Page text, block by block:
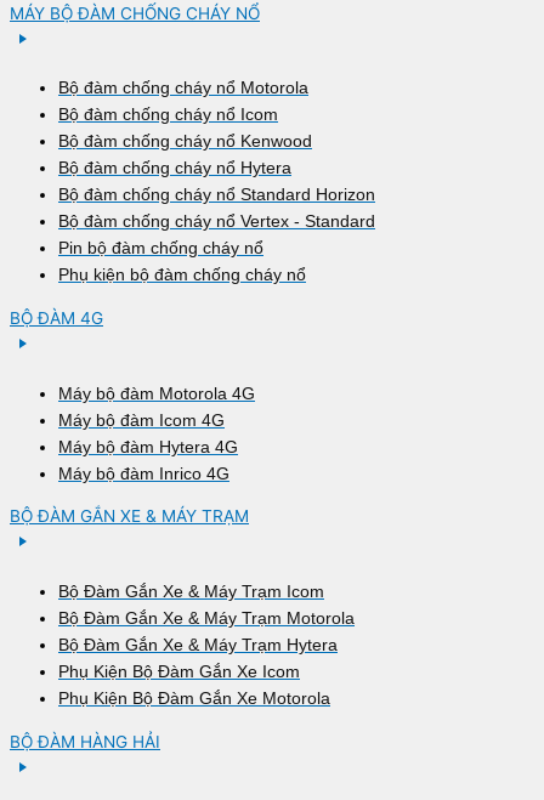
MÁY BỘ ĐÀM CHỐNG CHÁY NỔ
Bộ đàm chống cháy nổ Motorola
Bộ đàm chống cháy nổ Icom
Bộ đàm chống cháy nổ Kenwood
Bộ đàm chống cháy nổ Hytera
Bộ đàm chống cháy nổ Standard Horizon
Bộ đàm chống cháy nổ Vertex - Standard
Pin bộ đàm chống cháy nổ
Phụ kiện bộ đàm chống cháy nổ
BỘ ĐÀM 4G
Máy bộ đàm Motorola 4G
Máy bộ đàm Icom 4G
Máy bộ đàm Hytera 4G
Máy bộ đàm Inrico 4G
BỘ ĐÀM GẮN XE & MÁY TRẠM
Bộ Đàm Gắn Xe & Máy Trạm Icom
Bộ Đàm Gắn Xe & Máy Trạm Motorola
Bộ Đàm Gắn Xe & Máy Trạm Hytera
Phụ Kiện Bộ Đàm Gắn Xe Icom
Phụ Kiện Bộ Đàm Gắn Xe Motorola
BỘ ĐÀM HÀNG HẢI